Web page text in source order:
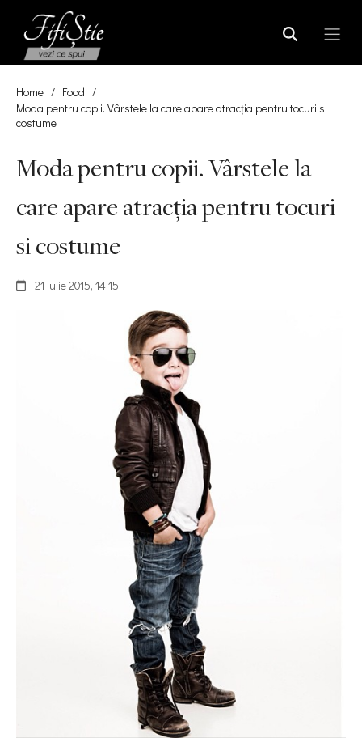
Home / Food /
Moda pentru copii. Vârstele la care apare atracția pentru tocuri si
costume
Moda pentru copii. Vârstele la
care apare atracția pentru tocuri
si costume
21 iulie 2015, 14:15